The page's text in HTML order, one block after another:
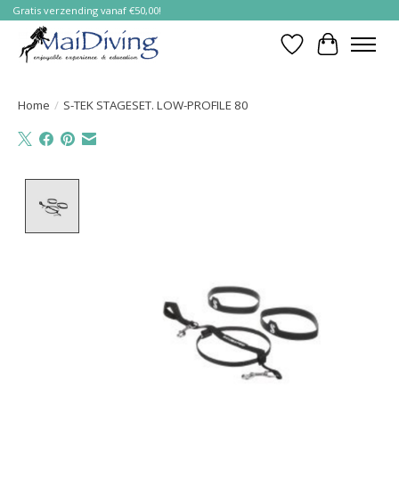
Gratis verzending vanaf €50,00!
Verlanglijst
Home / S-TEK STAGESET. LOW-PROFILE 80